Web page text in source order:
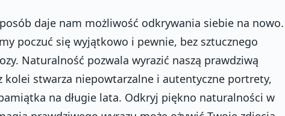
daje nam możliwość odkrywania siebie na nowo.
poczuć się wyjątkowo i pewnie, bez sztucznego
Naturalność pozwala wyrazić naszą prawdziwą
kolei stwarza niepowtarzalne i autentyczne portrety,
na długie lata. Odkryj piękno naturalności w